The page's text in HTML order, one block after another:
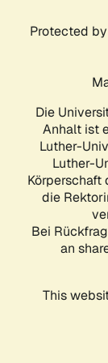
Protected by
Die
Anhalt ist
Luther-
Luther-
Körperschaft
die
Bei
an
This